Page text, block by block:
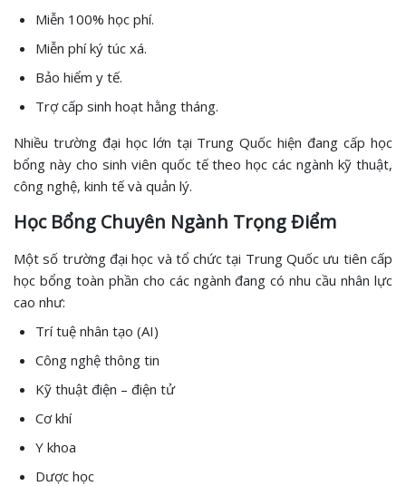
Miễn 100% học phí.
Miễn phí ký túc xá.
Bảo hiểm y tế.
Trợ cấp sinh hoạt hằng tháng.
Nhiều trường đại học lớn tại Trung Quốc hiện đang cấp học
bổng này cho sinh viên quốc tế theo học các ngành kỹ thuật,
công nghệ, kinh tế và quản lý.
Học Bổng Chuyên Ngành Trọng Điểm
Một số trường đại học và tổ chức tại Trung Quốc ưu tiên cấp
học bổng toàn phần cho các ngành đang có nhu cầu nhân lực
cao như:
Trí tuệ nhân tạo (AI)
Công nghệ thông tin
Kỹ thuật điện – điện tử
Cơ khí
Y khoa
Dược học